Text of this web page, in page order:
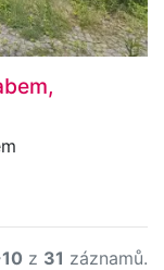
z 31 záznamů.